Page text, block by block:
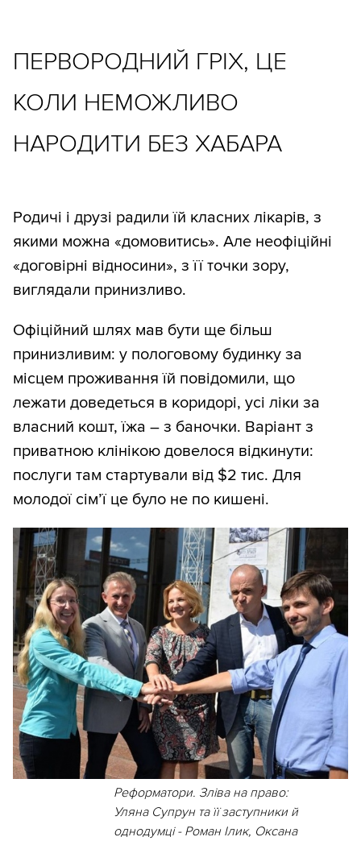
ПЕРВОРОДНИЙ ГРІХ, ЦЕ
КОЛИ НЕМОЖЛИВО
НАРОДИТИ БЕЗ ХАБАРА
Родичі і друзі радили їй класних лікарів, з
якими можна «домовитись». Але неофіційні
«договірні відносини», з її точки зору,
виглядали принизливо.
Офіційний шлях мав бути ще більш
принизливим: у пологовому будинку за
місцем проживання їй повідомили, що
лежати доведеться в коридорі, усі ліки за
власний кошт, їжа – з баночки. Варіант з
приватною клінікою довелося відкинути:
послуги там стартували від $2 тис. Для
молодої сім’ї це було не по кишені.
Реформатори. Зліва на право:
Уляна Супрун та її заступники й
однодумці - Роман Ілик, Оксана